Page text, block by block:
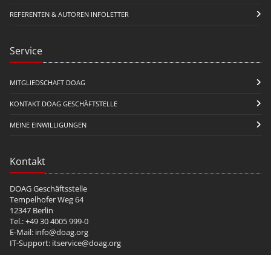
REFERENTEN & AUTOREN INFOLETTER
Service
MITGLIEDSCHAFT DOAG
KONTAKT DOAG GESCHÄFTSTELLE
MEINE EINWILLIGUNGEN
Kontakt
DOAG Geschäftsstelle
Tempelhofer Weg 64
12347 Berlin
Tel.: +49 30 4005 999-0
E-Mail: info@doag.org
IT-Support: itservice@doag.org